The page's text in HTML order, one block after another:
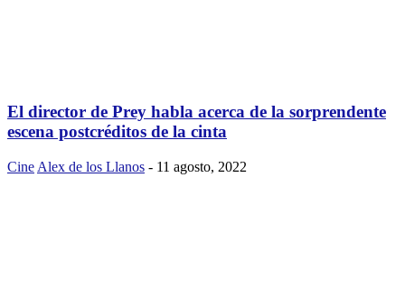
El director de Prey habla acerca de la sorprendente
escena postcréditos de la cinta
Cine Alex de los Llanos - 11 agosto, 2022